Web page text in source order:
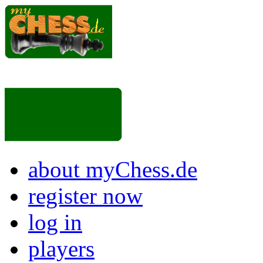
about myChess.de
register now
log in
players